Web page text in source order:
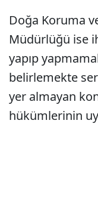
Doğa Koruma
Müdürlüğü ise
yapıp
belirlemekte
yer almayan
hükümlerinin